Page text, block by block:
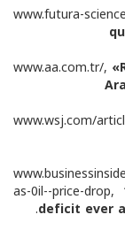
«
-
as-0il--price-drop,
deficit ever